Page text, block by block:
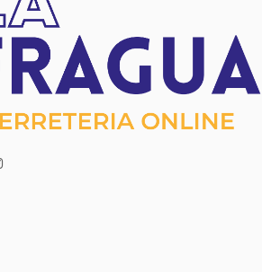
y cargas metálicas
de radios interiores
tiras de borde y salientes
y fino de superficies
fino de superficies sólidas y
de cebadores